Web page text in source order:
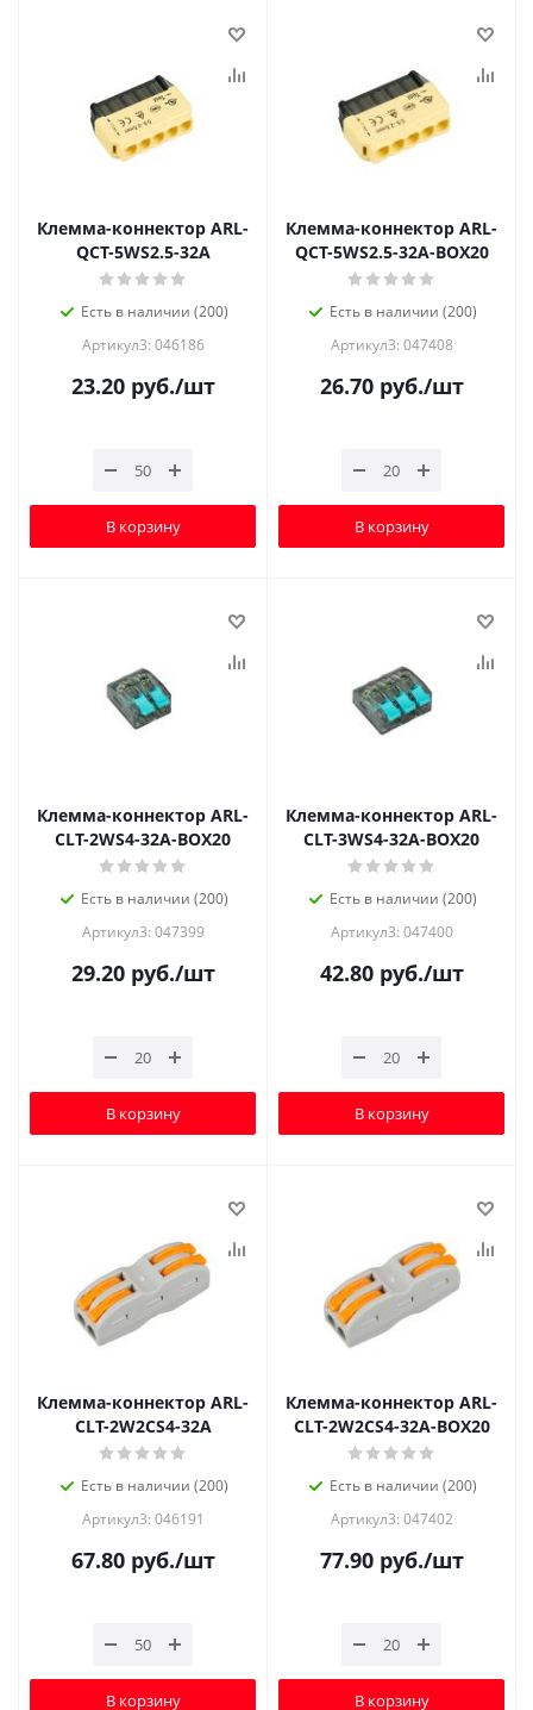
Клемма-коннектор ARL-
QCT-5WS2.5-32A
Есть в наличии (200)
Артикул3: 046186
23.20руб./шт
В корзину
Клемма-коннектор ARL-
QCT-5WS2.5-32A-BOX20
Есть в наличии (200)
Артикул3: 047408
26.70руб./шт
В корзину
Клемма-коннектор ARL-
CLT-2WS4-32A-BOX20
Есть в наличии (200)
Артикул3: 047399
29.20руб./шт
В корзину
Клемма-коннектор ARL-
CLT-3WS4-32A-BOX20
Есть в наличии (200)
Артикул3: 047400
42.80руб./шт
В корзину
Клемма-коннектор ARL-
CLT-2W2CS4-32A
Есть в наличии (200)
Артикул3: 046191
67.80руб./шт
В корзину
Клемма-коннектор ARL-
CLT-2W2CS4-32A-BOX20
Есть в наличии (200)
Артикул3: 047402
77.90руб./шт
В корзину